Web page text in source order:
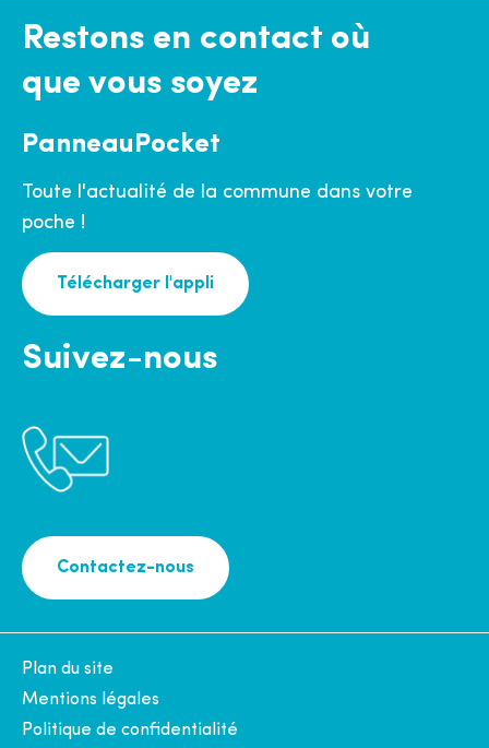
Restons en contact où
que vous soyez
PanneauPocket
Toute l'actualité de la commune dans votre
poche !
Télécharger l'appli
Suivez-nous
Contactez-nous
Plan du site
Mentions légales
Politique de confidentialité